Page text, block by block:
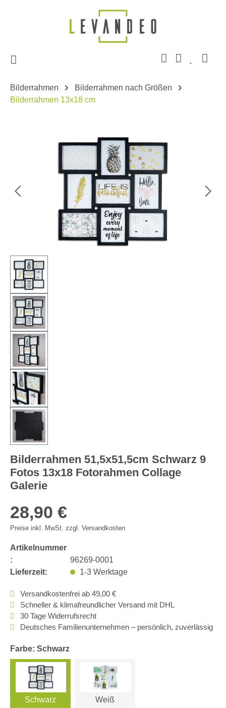
Zum Hauptinhalt springen
Bilderrahmen
Bilderrahmen nach Größen
Bilderrahmen 13x18 cm
Bildergalerie überspringen
Bilderrahmen 51,5x51,5cm Schwarz 9
Fotos 13x18 Fotorahmen Collage
Galerie
28,90 €
Preise inkl. MwSt. zzgl. Versandkosten
Artikelnummer
:
96269-0001
Lieferzeit:
1-3 Werktage
Versandkostenfrei ab 49,00 €
Schneller & klimafreundlicher Versand mit DHL
30 Tage Widerrufsrecht
Deutsches Familienunternehmen – persönlich, zuverlässig
Farbe: Schwarz
Schwarz Weiß